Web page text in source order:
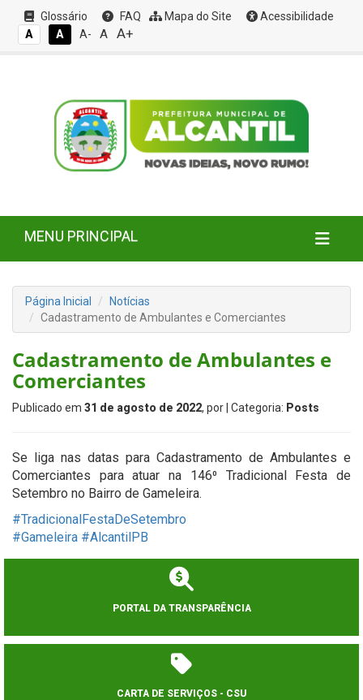
Glossário FAQ Mapa do Site
Acessibilidade
A
A A- A A+
MENU PRINCIPAL
Página Inicial
Notícias
Cadastramento de Ambulantes e Comerciantes
Cadastramento de Ambulantes e
Comerciantes
Publicado em 31 de agosto de 2022, por | Categoria: Posts
Se liga nas datas para Cadastramento de Ambulantes e
Comerciantes para atuar na 146⁰ Tradicional Festa de
Setembro no Bairro de Gameleira.
#TradicionalFestaDeSetembro
#Gameleira #AlcantilPB
PORTAL DA TRANSPARÊNCIA
CARTA DE SERVIÇOS - CSU